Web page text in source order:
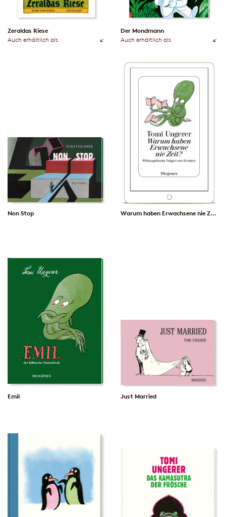
Zeraldas Riese
Auch erhältlich als
Der Mondmann
Auch erhältlich als
Non Stop Warum haben Erwachsene nie Zeit?
Emil Just Married